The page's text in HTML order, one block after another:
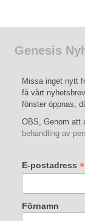
Genesis
Missa inget nytt
få vårt
fönster öppnas,
OBS, Genom att
behandling av
E-postadress *
Förnamn